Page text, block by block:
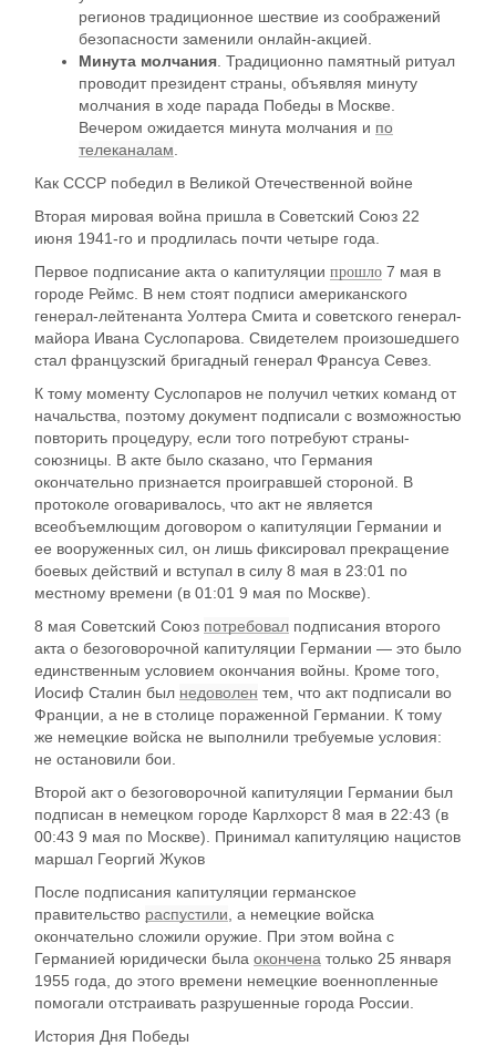
регионов традиционное шествие из соображений
безопасности заменили онлайн-акцией.
Минута молчания . Традиционно памятный ритуал
проводит президент страны, объявляя минуту
молчания в ходе парада Победы в Москве.
Вечером ожидается минута молчания и по
телеканалам
Как СССР победил в Великой Отечественной войне
Вторая мировая война пришла в Советский Союз 22
июня 1941-го и продлилась почти четыре года.
Первое подписание акта о капитуляции прошло 7 мая в
городе Реймс. В нем стоят подписи американского
генерал-лейтенанта Уолтера Смита и советского генерал-
майора Ивана Суслопарова. Свидетелем произошедшего
стал французский бригадный генерал Франсуа Севез.
К тому моменту Суслопаров не получил четких команд от
начальства, поэтому документ подписали с возможностью
повторить процедуру, если того потребуют страны-
союзницы. В акте было сказано, что Германия
окончательно признается проигравшей стороной. В
протоколе оговаривалось, что акт не является
всеобъемлющим договором о капитуляции Германии и
ее вооруженных сил, он лишь фиксировал прекращение
боевых действий и вступал в силу 8 мая в 23:01 по
местному времени (в 01:01 9 мая по Москве).
8 мая Советский Союз потребовал подписания второго
акта о безоговорочной капитуляции Германии — это было
единственным условием окончания войны. Кроме того,
Иосиф Сталин был недоволен тем, что акт подписали во
Франции, а не в столице пораженной Германии. К тому
же немецкие войска не выполнили требуемые условия:
не остановили бои.
Второй акт о безоговорочной капитуляции Германии был
подписан в немецком городе Карлхорст 8 мая в 22:43 (в
00:43 9 мая по Москве). Принимал капитуляцию нацистов
маршал Георгий Жуков
После подписания капитуляции германское
правительство распустили , а немецкие войска
окончательно сложили оружие. При этом война с
Германией юридически была окончена только 25 января
1955 года, до этого времени немецкие военнопленные
помогали отстраивать разрушенные города России.
История Дня Победы